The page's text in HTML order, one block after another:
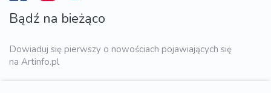
Bądź na bieżąco
Dowiaduj się pierwszy o nowościach pojawiających się
na Artinfo.pl